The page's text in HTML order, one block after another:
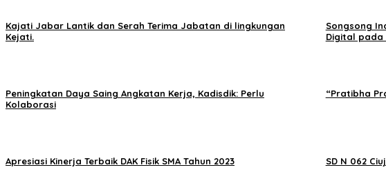
Kajati Jabar Lantik dan Serah Terima Jabatan di lingkungan
Kejati.
Songsong
Digital pada
Peningkatan Daya Saing Angkatan Kerja, Kadisdik: Perlu
Kolaborasi
“Pratibha
Apresiasi Kinerja Terbaik DAK Fisik SMA Tahun 2023 SD N 062